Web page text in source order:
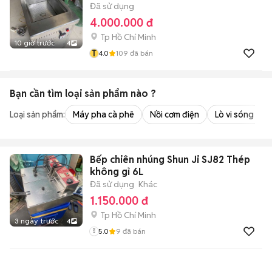
10 giờ trước 4
Đã sử dụng
4.000.000 đ
Tp Hồ Chí Minh
T 4.0 109 đã bán
Bạn cần tìm loại sản phẩm nào ?
Loại sản phẩm: Máy pha cà phê Nồi cơm điện Lò vi sóng
3 ngày trước 4
Bếp chiên nhúng Shun Ji SJ82 Thép
không gỉ 6L
Đã sử dụng Khác
1.150.000 đ
Tp Hồ Chí Minh
5.0 9 đã bán